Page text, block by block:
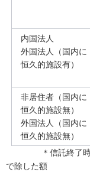
内国法人
外国法人（国内に
恒久的施設有）
非居住者（国内に
恒久的施設無）
外国法人（国内に
恒久的施設無）
＊信託終了
で除した額